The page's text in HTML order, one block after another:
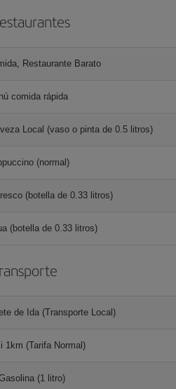
Restaurante Barato
comida rápida
Local (vaso o pinta de 0.5 litros)
(normal)
(botella de 0.33 litros)
(botella de 0.33 litros)
de Ida (Transporte Local)
1km (Tarifa Normal)
(1 litro)